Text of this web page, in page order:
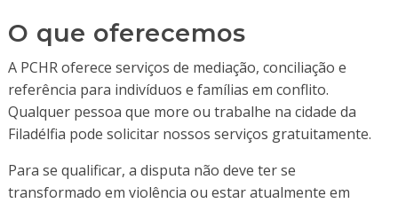
O que oferecemos
A PCHR oferece serviços de mediação, conciliação e
referência para indivíduos e famílias em conflito.
Qualquer pessoa que more ou trabalhe na cidade da
Filadélfia pode solicitar nossos serviços gratuitamente.
Para se qualificar, a disputa não deve ter se
transformado em violência ou estar atualmente em